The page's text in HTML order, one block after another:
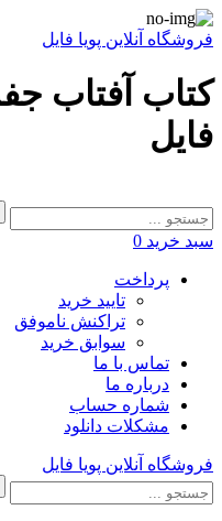
فروشگاه آنلاین پویا فایل
کتاب آفتاب
فایل
سبد خرید 0
پرداخت
تایید خرید
تراکنش ناموفق
سوابق خرید
تماس با ما
درباره ما
شماره حساب
مشکلات دانلود
فروشگاه آنلاین پویا فایل